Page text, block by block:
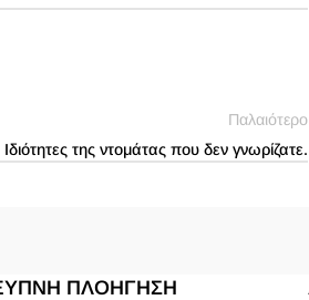
Παλαιότερο
Ιδιότητες της ντομάτας που δεν γνωρίζατε.
ΠΛΟΗΓΗΣΗ